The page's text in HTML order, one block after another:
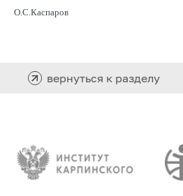
О.С.Каспаров
вернуться к разделу